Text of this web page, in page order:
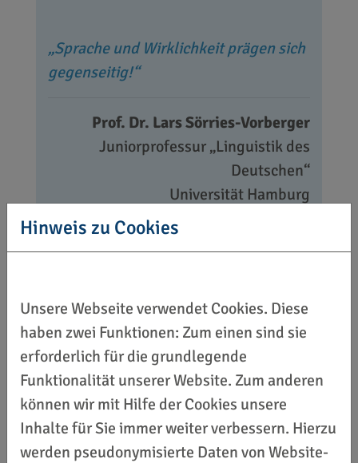
Sprache und Wirklichkeit prägen sich
gegenseitig!
Prof. Dr. Lars Sörries-Vorberger
Juniorprofessur „Linguistik des
Deutschen“
Universität Hamburg
Hinweis zu Cookies
Unsere Webseite verwendet Cookies. Diese
haben zwei Funktionen: Zum einen sind sie
erforderlich für die grundlegende
Funktionalität unserer Website. Zum anderen
können wir mit Hilfe der Cookies unsere
Inhalte für Sie immer weiter verbessern. Hierzu
werden pseudonymisierte Daten von Website-